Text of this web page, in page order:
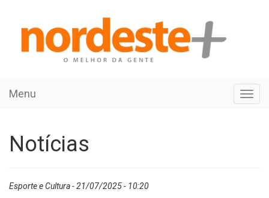
Menu
Notícias
Esporte e Cultura - 21/07/2025 - 10:20